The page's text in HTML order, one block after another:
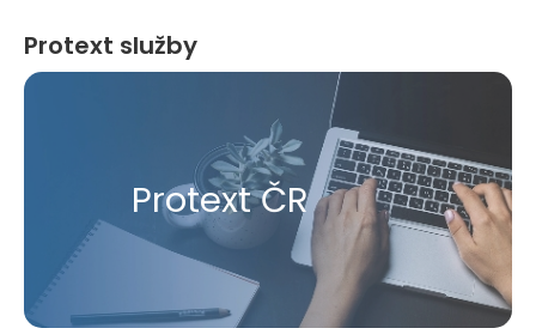
Protext služby
Protext ČR